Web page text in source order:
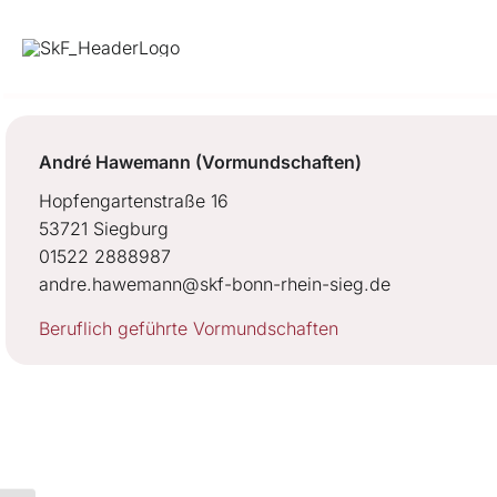
André Hawemann (Vormundschaften)
Hopfengartenstraße 16
53721 Siegburg
01522 2888987
andre.hawemann@skf-bonn-rhein-sieg.de
Beruflich geführte Vormundschaften